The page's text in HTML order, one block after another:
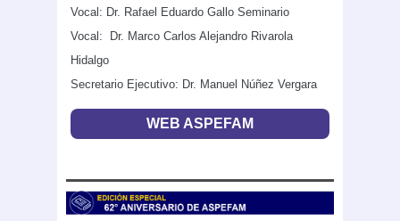
Vocal: Dr. Rafael Eduardo Gallo Seminario
Vocal: Dr. Marco Carlos Alejandro Rivarola
Hidalgo
Secretario Ejecutivo: Dr. Manuel Núñez Vergara
WEB ASPEFAM